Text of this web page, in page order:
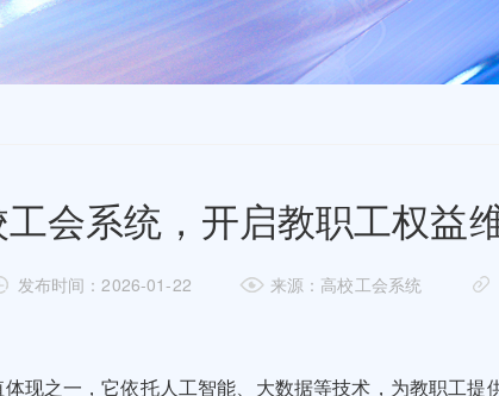
会系统，开启教职工权益
发布时间：2026-01-22 来源：高校工会系统
现之一，它依托人工智能、大数据等技术，为教职工